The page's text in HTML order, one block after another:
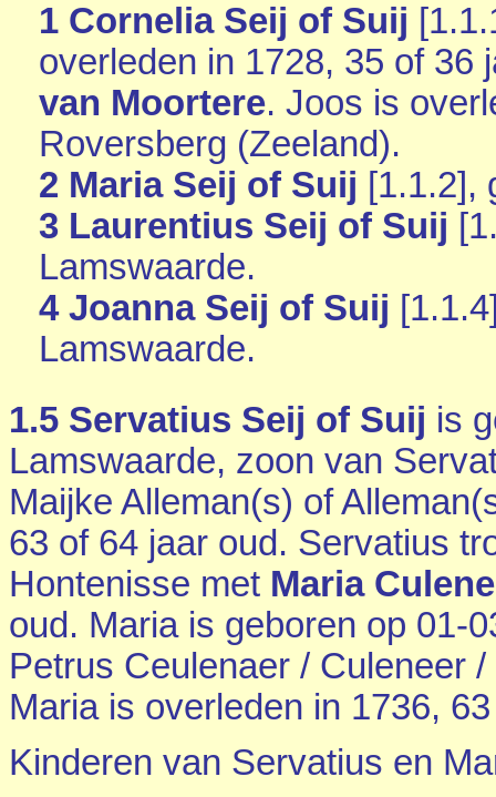
1 Cornelia Seij of Suij [
overleden in 1728, 35 of
van Moortere. Joos is
Roversberg (Zeeland).
2 Maria Seij of Suij [1.1.2],
3 Laurentius Seij of Suij [
Lamswaarde.
4 Joanna Seij of Suij [1.1.4
Lamswaarde.
1.5 Servatius Seij of Suij is
Lamswaarde, zoon van
Maijke Alleman(s) of
63 of 64 jaar oud. Servatius
Hontenisse met Maria
oud. Maria is geboren op 01-
Petrus Ceulenaer / Culeneer
Maria is overleden in 1736,
Kinderen van Servatius en